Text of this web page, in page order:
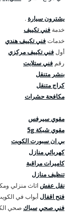
يشترون سيارة.
خدمة فني تكييف
خدماتفني تكييف هندي
أولفني تكييف مركزي
رقم فني ستلايت
بنشر متنقل
كراج متنقل
مكافحة حشرات
مقوي سيرفس
مقوي شبكة 5g
بي ان سبورت الكويت
كهربائي منازل
كاميرات مراقبة
تنظيف منازل
نقل عفشاثاث منزلي
فتح اقفالأبواب في
فني صحيسباك صحي